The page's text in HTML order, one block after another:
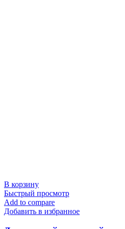
В корзину
Быстрый просмотр
Add to compare
Добавить в избранное